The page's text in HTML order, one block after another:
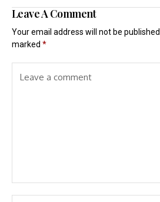
Leave A Comment
Your email address will not be published.
marked *